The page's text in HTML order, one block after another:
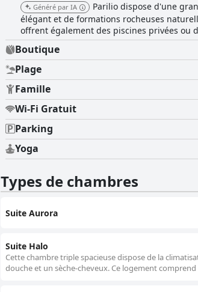
Généré par IA
Parilio dispose d'une
élégant et de formations rocheuses
offrent également des piscines privées ou
Boutique
Plage
Famille
Wi-Fi Gratuit
Parking
Yoga
Types de chambres
Suite Aurora
Suite Halo
Cette chambre triple spacieuse dispose de la
douche et un sèche-cheveux. Ce logement comprend